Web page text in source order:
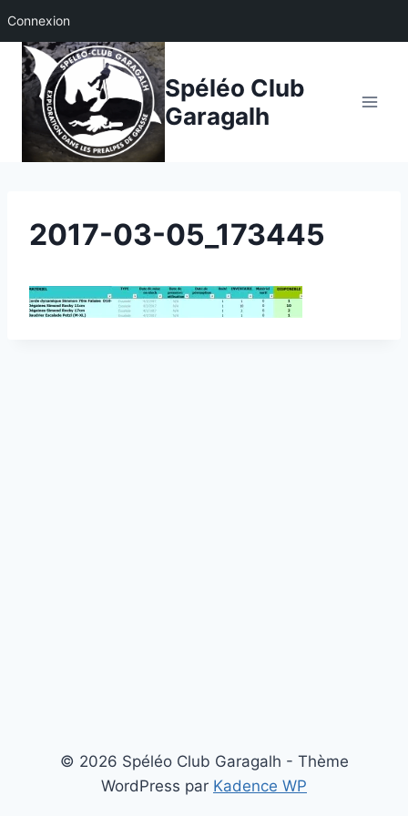
Connexion
Aller
contenu
Spéléo Club
Garagalh
2017-03-05_173445
© 2026 Spéléo Club Garagalh - Thème
WordPress par Kadence WP